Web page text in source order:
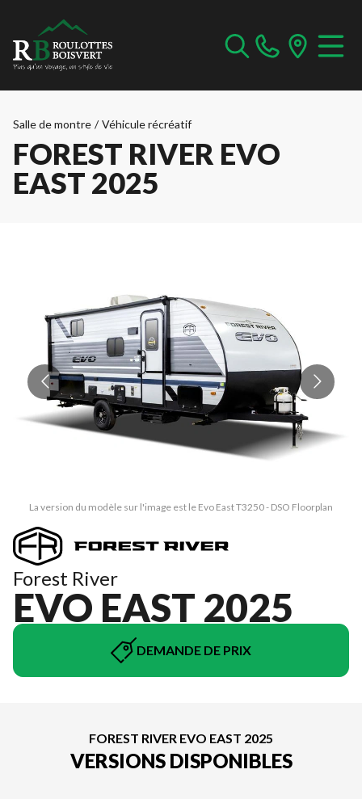
Salle de montre / Véhicule récréatif
FOREST RIVER EVO
EAST 2025
La version du modèle sur l'image est le Evo East T3250 - DSO Floorplan
Forest River
EVO EAST 2025
DEMANDE DE PRIX
FOREST RIVER EVO EAST 2025
VERSIONS DISPONIBLES